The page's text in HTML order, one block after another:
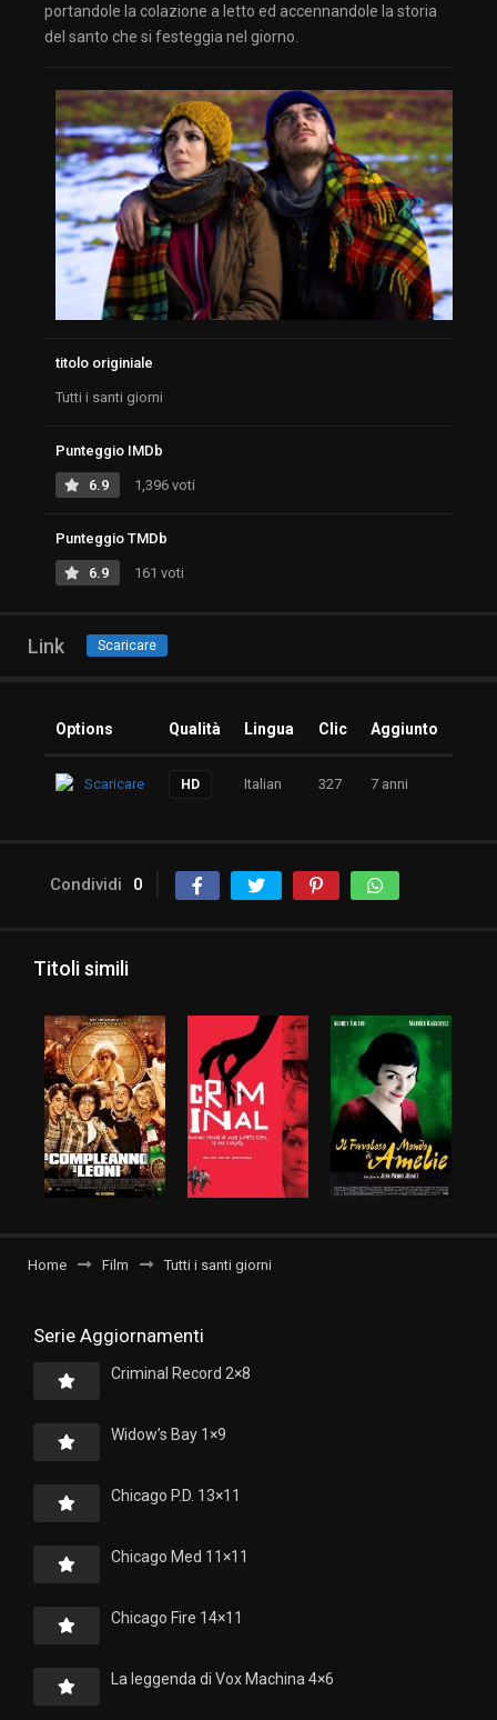
portandole la colazione a letto ed accennandole la storia
del santo che si festeggia nel giorno.
titolo originiale
Tutti i santi giorni
Punteggio IMDb
6.9 1,396 voti
Punteggio TMDb
6.9 161 voti
Link Scaricare
Options Qualità Lingua Clic Aggiunto
Scaricare HD Italian 327 7 anni
Condividi 0
Titoli simili
Home Film Tutti i santi giorni
Serie Aggiornamenti
Criminal Record 2×8
Widow’s Bay 1×9
Chicago P.D. 13×11
Chicago Med 11×11
Chicago Fire 14×11
La leggenda di Vox Machina 4×6